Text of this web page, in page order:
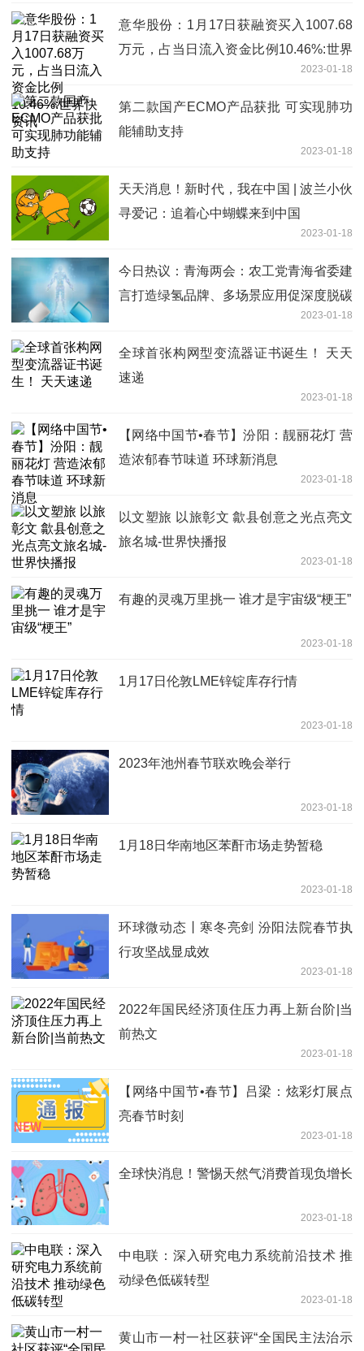
意华股份：1月17日获融资买入1007.68
万元，占当日流入资金比例10.46%:世界
2023-01-18
第二款国产ECMO产品获批 可实现肺功
能辅助支持
2023-01-18
天天消息！新时代，我在中国 | 波兰小伙
寻爱记：追着心中蝴蝶来到中国
2023-01-18
今日热议：青海两会：农工党青海省委建
言打造绿氢品牌、多场景应用促深度脱碳
2023-01-18
全球首张构网型变流器证书诞生！ 天天
速递
2023-01-18
【网络中国节•春节】汾阳：靓丽花灯 营
造浓郁春节味道 环球新消息
2023-01-18
以文塑旅 以旅彰文 歙县创意之光点亮文
旅名城-世界快播报
2023-01-18
有趣的灵魂万里挑一 谁才是宇宙级“梗王”
2023-01-18
1月17日伦敦LME锌锭库存行情
2023-01-18
2023年池州春节联欢晚会举行
2023-01-18
1月18日华南地区苯酐市场走势暂稳
2023-01-18
环球微动态丨寒冬亮剑 汾阳法院春节执
行攻坚战显成效
2023-01-18
2022年国民经济顶住压力再上新台阶|当
前热文
2023-01-18
【网络中国节•春节】吕梁：炫彩灯展点
亮春节时刻
2023-01-18
全球快消息！警惕天然气消费首现负增长
2023-01-18
中电联：深入研究电力系统前沿技术 推
动绿色低碳转型
2023-01-18
黄山市一村一社区获评“全国民主法治示